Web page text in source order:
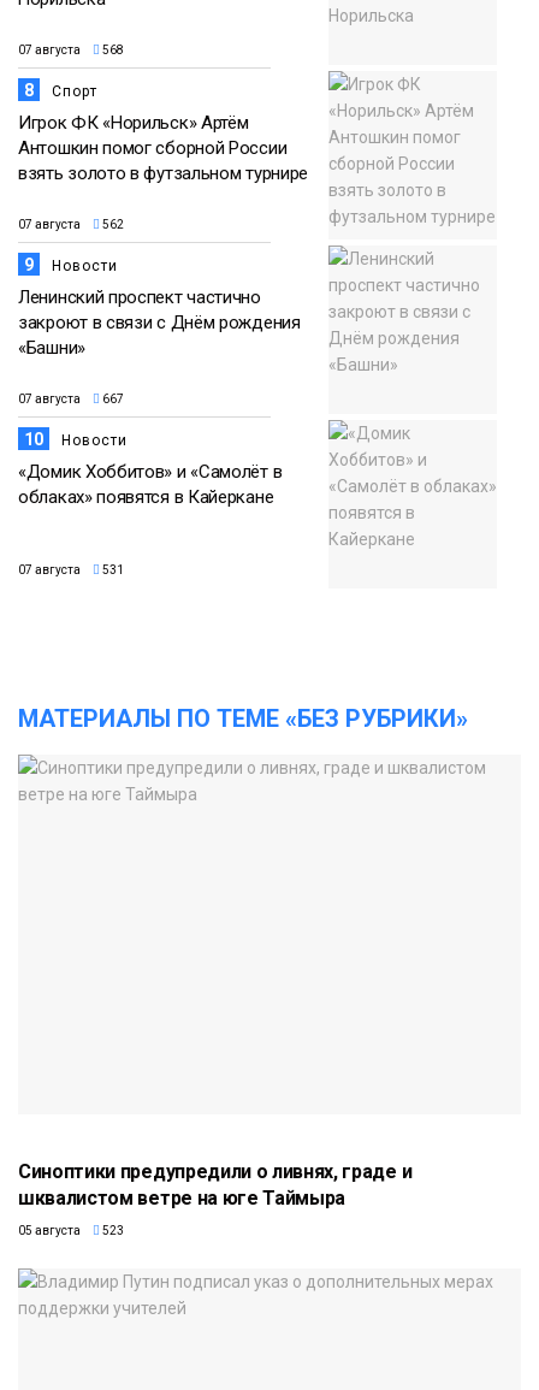
07 августа 568
8 Спорт
Игрок ФК «Норильск» Артём
Антошкин помог сборной России
взять золото в футзальном турнире
07 августа 562
9 Новости
Ленинский проспект частично
закроют в связи с Днём рождения
«Башни»
07 августа 667
10 Новости
«Домик Хоббитов» и «Самолёт в
облаках» появятся в Кайеркане
07 августа 531
МАТЕРИАЛЫ ПО ТЕМЕ «БЕЗ РУБРИКИ»
Синоптики предупредили о ливнях, граде и
шквалистом ветре на юге Таймыра
05 августа 523